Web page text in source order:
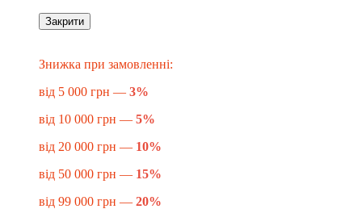
Закрити
​​​​​Знижка при замовленні:
від 5 000 грн — 3%
від 10 000 грн — 5%
від 20 000 грн — 10%
від 50 000 грн — 15%
від 99 000 грн — 20%